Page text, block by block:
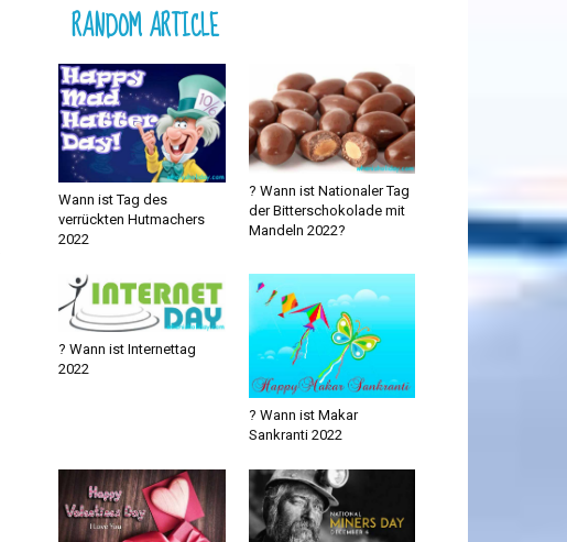
RANDOM ARTICLE
Wann ist Tag des
verrückten Hutmachers
2022
? Wann ist Nationaler Tag
der Bitterschokolade mit
Mandeln 2022?
? Wann ist Internettag
2022
? Wann ist Makar
Sankranti 2022